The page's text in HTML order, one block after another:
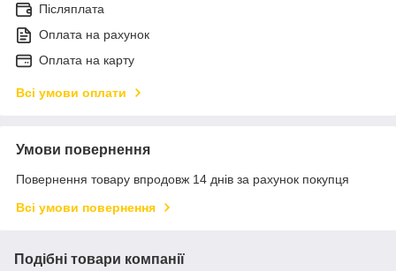
Післяплата
Оплата на рахунок
Оплата на карту
Всі умови оплати
Умови повернення
Повернення товару впродовж 14 днів за рахунок покупця
Всі умови повернення
Подібні товари компанії